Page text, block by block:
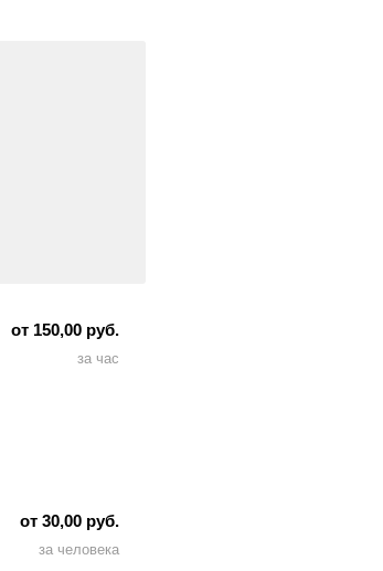
от 150,00 руб.
за час
от 30,00 руб.
за человека